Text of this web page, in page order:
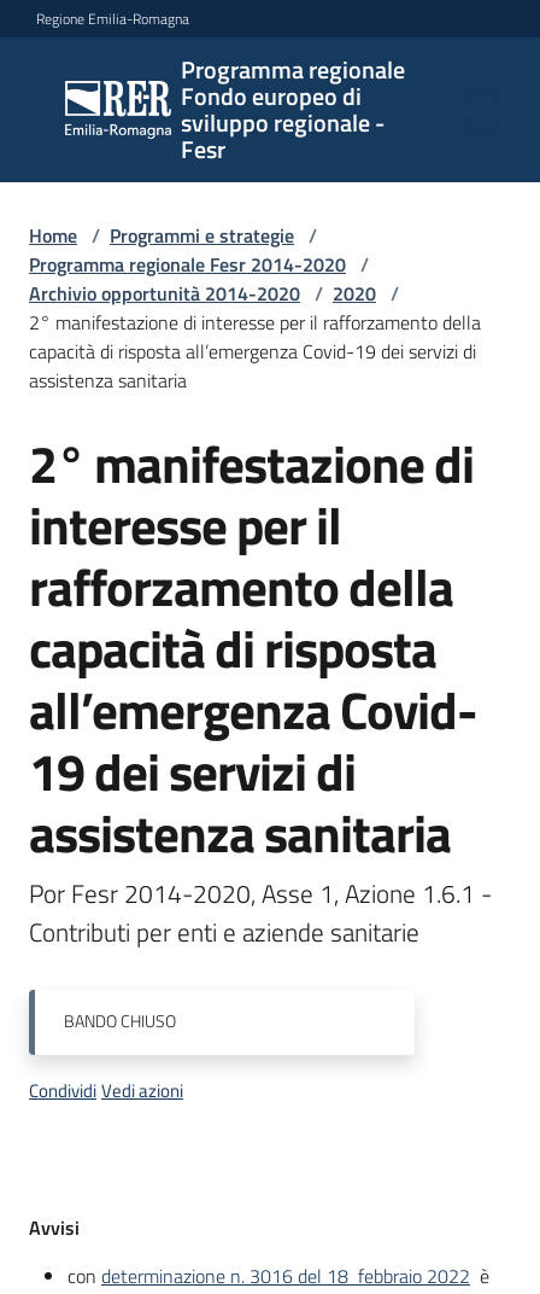
Vai al contenuto
Vai alla navigazione
Vai al footer
Regione Emilia-Romagna
Programma regionale
Fondo europeo di
sviluppo regionale -
Fesr
Programma
regionale
Fondo
europeo di
regionale -
Fesr
Novità
Programmi
e
strategie
Progetti
e
attività
Servizi
Comunicazione
e
partecipazione
su
Home / Programmi e strategie /
Programma regionale Fesr 2014-2020 /
Archivio opportunità 2014-2020 / 2020 /
2° manifestazione di interesse per il rafforzamento della
capacità di risposta all’emergenza Covid-19 dei servizi di
assistenza sanitaria
Salta al contenuto
2° manifestazione di
interesse per il
rafforzamento della
capacità di risposta
all’emergenza Covid-
19 dei servizi di
assistenza sanitaria
Por Fesr 2014-2020, Asse 1, Azione 1.6.1 -
Contributi per enti e aziende sanitarie
BANDOCHIUSO
CondividiVedi azioni
Descrizione
Avvisi
con determinazione n. 3016 del 18 febbraio 2022 è